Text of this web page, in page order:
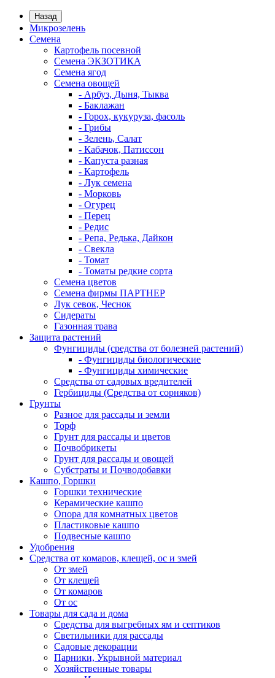
Назад
Микрозелень
Семена
Картофель посевной
Семена ЭКЗОТИКА
Семена ягод
Семена овощей
- Арбуз, Дыня, Тыква
- Баклажан
- Горох, кукуруза, фасоль
- Грибы
- Зелень, Салат
- Кабачок, Патиссон
- Капуста разная
- Картофель
- Лук семена
- Морковь
- Огурец
- Перец
- Редис
- Репа, Редька, Дайкон
- Свекла
- Томат
- Томаты редкие сорта
Семена цветов
Семена фирмы ПАРТНЕР
Лук севок, Чеснок
Сидераты
Газонная трава
Защита растений
Фунгициды (средства от болезней растений)
- Фунгициды биологические
- Фунгициды химические
Средства от садовых вредителей
Гербициды (Средства от сорняков)
Грунты
Разное для рассады и земли
Торф
Грунт для рассады и цветов
Почвобрикеты
Грунт для рассады и овощей
Субстраты и Почводобавки
Кашпо, Горшки
Горшки технические
Керамические кашпо
Опора для комнатных цветов
Пластиковые кашпо
Подвесные кашпо
Удобрения
Средства от комаров, клещей, ос и змей
От змей
От клещей
От комаров
От ос
Товары для сада и дома
Средства для выгребных ям и септиков
Светильники для рассады
Садовые декорации
Парники, Укрывной материал
Хозяйственные товары